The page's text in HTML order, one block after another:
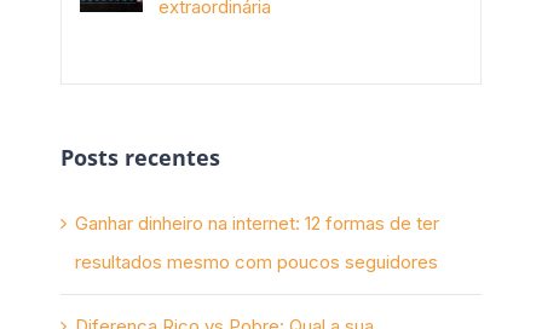
extraordinária
Posts recentes
Ganhar dinheiro na internet: 12 formas de ter
resultados mesmo com poucos seguidores